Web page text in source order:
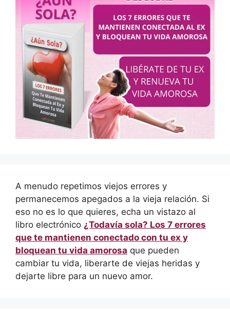
A menudo repetimos viejos errores y
permanecemos apegados a la vieja relación. Si
eso no es lo que quieres, echa un vistazo al
libro electrónico ¿Todavía sola? Los 7 errores
que te mantienen conectado con tu ex y
bloquean tu vida amorosa que pueden
cambiar tu vida, liberarte de viejas heridas y
dejarte libre para un nuevo amor.